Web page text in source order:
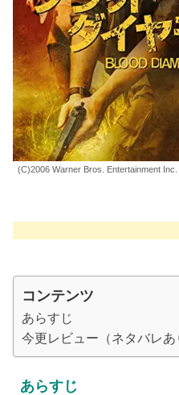
(C)2006 Warner Bros. Entertainment Inc.
コンテンツ
あらすじ
今更レビュー（ネタバレあ
あらすじ